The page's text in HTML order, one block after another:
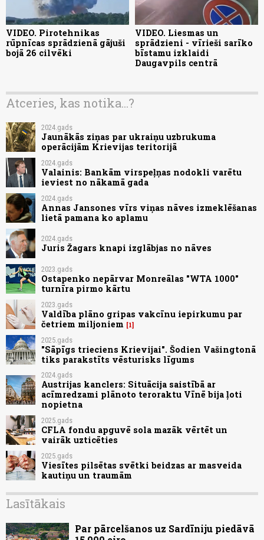
VIDEO. Pirotehnikas
rūpnīcas sprādzienā gājuši
bojā 26 cilvēki
VIDEO. Liesmas un
sprādzieni - vīrieši sarīko
bīstamu izklaidi
Daugavpils centrā
Atceries, kas notika...?
2024.gads
Jaunākās ziņas par ukraiņu uzbrukuma
operācijām Krievijas teritorijā
2024.gads
Valainis: Bankām virspeļņas nodokli varētu
ieviest no nākamā gada
2024.gads
Annas Jansones vīrs viņas nāves izmeklēšanas
lietā pamana ko aplamu
2024.gads
Juris Žagars knapi izglābjas no nāves
2023.gads
Ostapenko nepārvar Monreālas "WTA 1000"
turnīra pirmo kārtu
2023.gads
Valdība plāno gripas vakcīnu iepirkumu par
četriem miljoniem
1
2025.gads
"Sāpīgs trieciens Krievijai". Šodien Vašingtonā
tiks parakstīts vēsturisks līgums
2024.gads
Austrijas kanclers: Situācija saistībā ar
acīmredzami plānoto teroraktu Vīnē bija ļoti
nopietna
2025.gads
CFLA fondu apguvē sola mazāk vērtēt un
vairāk uzticēties
2025.gads
Viesītes pilsētas svētki beidzas ar masveida
kautiņu un traumām
Lasītākais
Par pārcelšanos uz Sardīniju piedāvā